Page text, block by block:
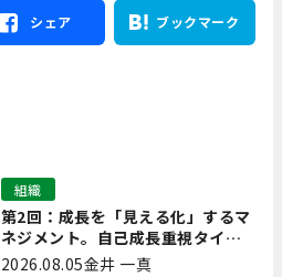
シェア ブックマーク
第2回：成長を「見える化」するマ
ネジメント。自己成長重視タイプ
の離職を防ぐ技術
組織
2026.08.05金井 一真